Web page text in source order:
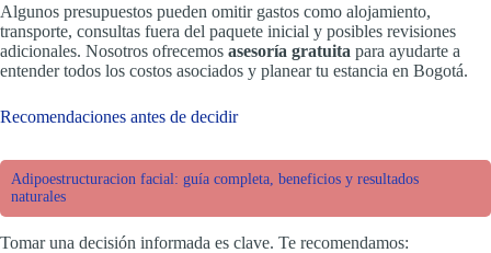
Algunos presupuestos pueden omitir gastos como alojamiento,
transporte, consultas fuera del paquete inicial y posibles revisiones
adicionales. Nosotros ofrecemos asesoría gratuita para ayudarte a
entender todos los costos asociados y planear tu estancia en Bogotá.
Recomendaciones antes de decidir
Adipoestructuracion facial: guía completa, beneficios y resultados
naturales
Tomar una decisión informada es clave. Te recomendamos: